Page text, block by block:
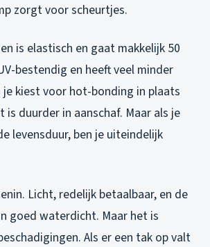
zorgt voor scheurtjes.
is elastisch en gaat makkelijk 50
bestendig en heeft veel minder
je kiest voor hot-bonding in plaats
is duurder in aanschaf. Maar als je
levensduur, ben je uiteindelijk
Licht, redelijk betaalbaar, en de
goed waterdicht. Maar het is
Als er een tak op valt